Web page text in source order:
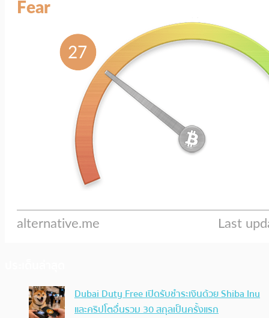
Dubai Duty Free เปิดรับชำระเงินด้วย Shiba Inu
และคริปโตอื่นรวม 30 สกุลเป็นครั้งแรก